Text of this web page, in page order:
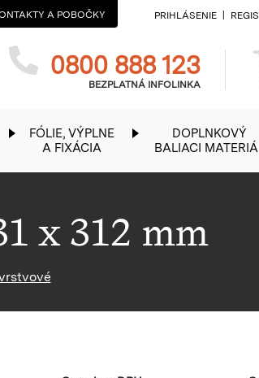
A POBOČKY PRIHLÁSENIE
Telefon
0800 888 123
BEZPLATNÁ INFOLINKA
FÓLIE, VÝPLNE
A FIXÁCIA
DOPLNKOVÝ
BALIACI
x 312 mm